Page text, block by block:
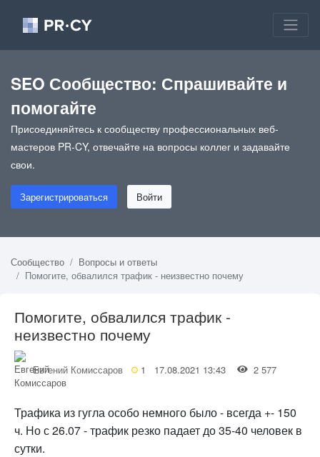
SEO Сообщество: Спрашивайте и
помогайте
Присоединяйтесь к сообществу профессиональных веб-
мастеров PR-CY, отвечайте на вопросы коллег и задавайте
свои.
Зарегистрироваться Войти
Сообщество
Вопросы и ответы
Помогите, обвалился трафик - неизвестно почему
Помогите, обвалился трафик -
неизвестно почему
Евгений Комиссаров 1 17.08.2021 13:43 2 577
Трафика из гугла особо немного было - всегда +- 150
ч. Но с 26.07 - трафик резко падает до 35-40 человек в
сутки.